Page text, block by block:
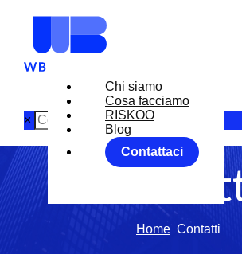
Chi siamo
Cosa facciamo
RISKOO
Blog
Contattaci
×
Home Contatti